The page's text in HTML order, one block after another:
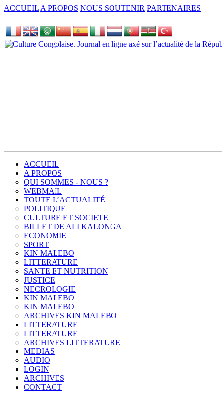
ACCUEIL A PROPOS NOUS SOUTENIR PARTENAIRES
ACCUEIL
A PROPOS
QUI SOMMES - NOUS ?
WEBMAIL
TOUTE L’ACTUALITÉ
POLITIQUE
CULTURE ET SOCIETE
BILLET DE ALI KALONGA
ECONOMIE
SPORT
KIN MALEBO
LITTERATURE
SANTE ET NUTRITION
JUSTICE
NECROLOGIE
KIN MALEBO
KIN MALEBO
ARCHIVES KIN MALEBO
LITTERATURE
LITTERATURE
ARCHIVES LITTERATURE
MEDIAS
AUDIO
LOGIN
ARCHIVES
CONTACT